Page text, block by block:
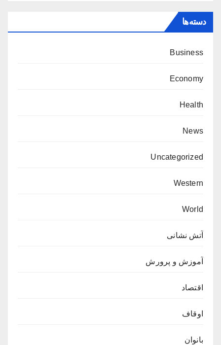
دسته‌ها
Business
Economy
Health
News
Uncategorized
Western
World
آتش نشانی
آموزش و پرورش
اقتصاد
اوقاف
بانوان